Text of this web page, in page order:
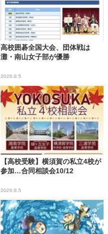
高校囲碁全国大会、団体戦は
灘・南山女子部が優勝
2026.8.5
【高校受験】横須賀の私立4校が
参加…合同相談会10/12
2026.8.5